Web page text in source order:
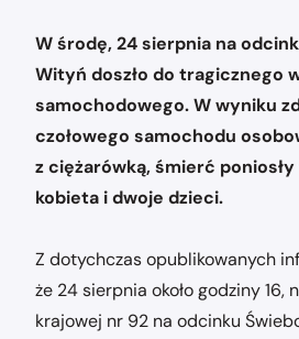
W środę, 24 sierpnia na
Wityń doszło do tragicznego
samochodowego. W wyniku
czołowego samochodu
z ciężarówką, śmierć
kobieta i dwoje dzieci.
Z dotychczas opublikowanych
że 24 sierpnia około godziny 16,
krajowej nr 92 na odcinku